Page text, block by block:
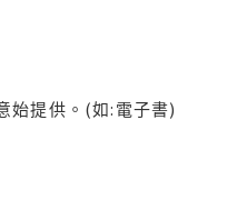
始提供。(如:電子書)